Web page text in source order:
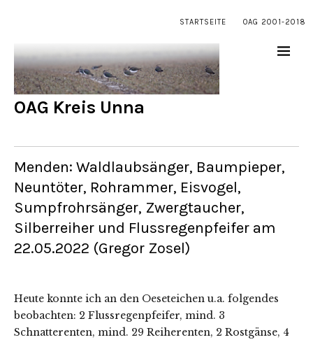
STARTSEITE OAG 2001-2018
OAG Kreis Unna
Menden: Waldlaubsänger, Baumpieper,
Neuntöter, Rohrammer, Eisvogel,
Sumpfrohrsänger, Zwergtaucher,
Silberreiher und Flussregenpfeifer am
22.05.2022 (Gregor Zosel)
Heute konnte ich an den Oeseteichen u.a. folgendes
beobachten: 2 Flussregenpfeifer, mind. 3
Schnatterenten, mind. 29 Reiherenten, 2 Rostgänse, 4